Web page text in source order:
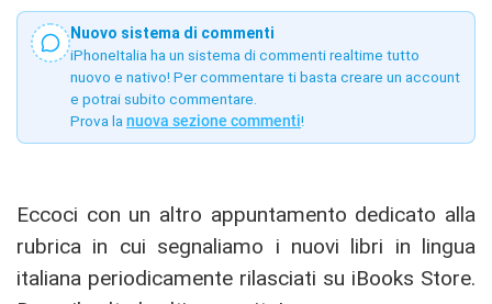
Nuovo sistema di commenti
iPhoneItalia ha un sistema di commenti realtime tutto
nuovo e nativo! Per commentare ti basta creare un account
e potrai subito commentare.
Prova la nuova sezione commenti!
Eccoci con un altro appuntamento dedicato alla
rubrica in cui segnaliamo i nuovi libri in lingua
italiana periodicamente rilasciati su iBooks Store.